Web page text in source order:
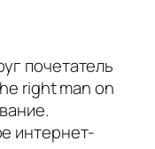
почетатель
right man on
интернет-